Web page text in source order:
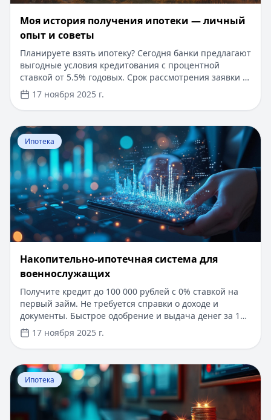
Моя история получения ипотеки — личный
опыт и советы
Планируете взять ипотеку? Сегодня банки предлагают
выгодные условия кредитования с процентной
ставкой от 5.5% годовых. Срок рассмотрения заявки —
от 1 дня, первоначальный взнос — от 0 до 15%.
Доступны программы без подтверждения дохода
справкой 2-НДФЛ. В статье делимся реальным
опытом получения ипотеки в 2025 году, разбираем
важные нюансы и рассказываем, как сэкономить
время и деньги при оформлении кредита на жилье.
17 ноября 2025 г.
Перейти к статье:Накопительно-ипотечная система
Ипотека
Накопительно-ипотечная система для
военнослужащих
Получите кредит до 100 000 рублей с 0% ставкой на
первый займ. Не требуется справки о доходе и
документы. Быстрое одобрение и выдача денег за 15
минут. Оформите заявку онлайн через сервис
Кредитный Зай и выберите лучшие условия.
17 ноября 2025 г.
Перейти к статье:Оформление вкладов с
Ипотека